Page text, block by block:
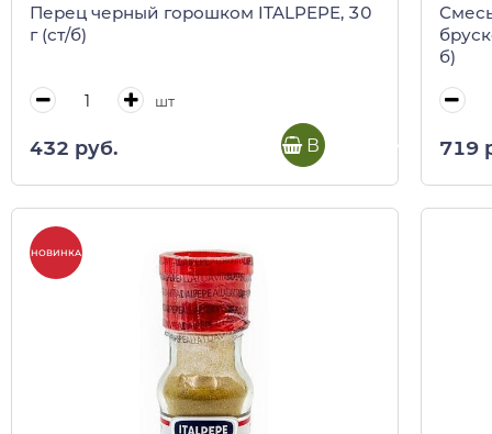
Перец черный горошком ITALPEPE, 30
г (ст/б)
шт
432 руб. В корзину
б)
719
НОВИНКА